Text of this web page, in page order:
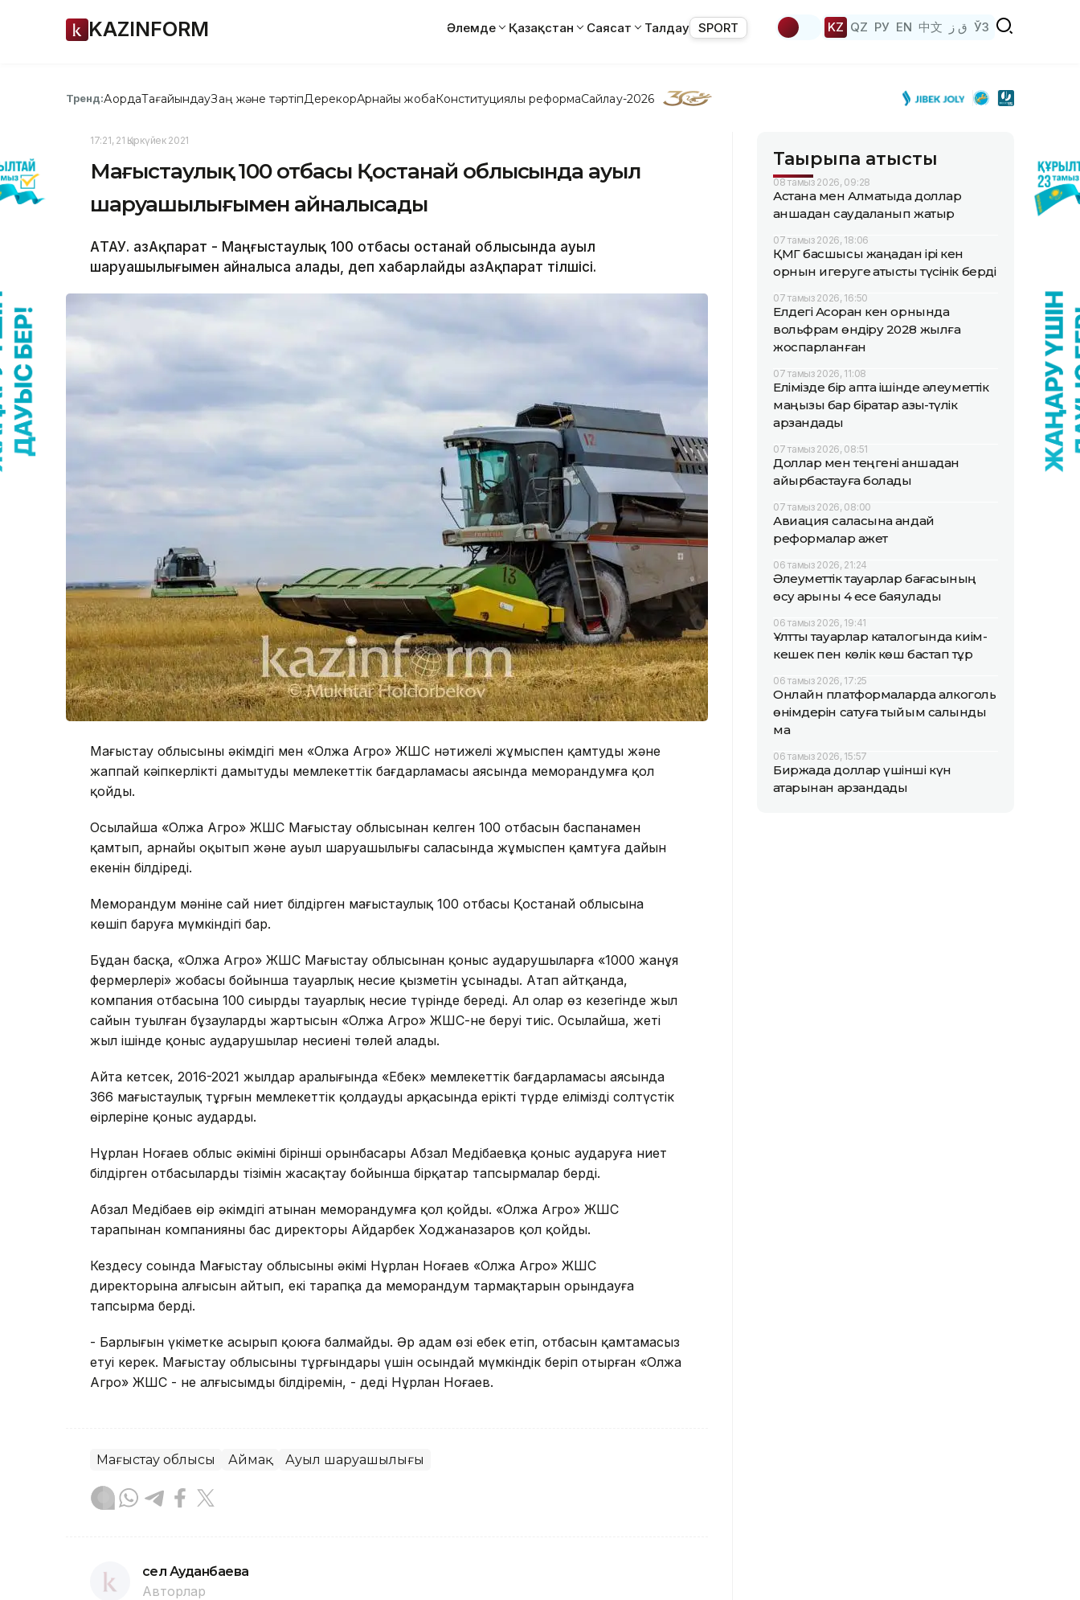
KAZINFORM Әлемде Қазақстан Саясат Талдау SPORT KZ QZ РУ EN 中文 ق ز ЎЗ
Тренд:АқордаТағайындауЗаң және тәртіпДерекқорАрнайы жобаКонституциялық реформаСайлау-2026
17:21, 21 Қыркүйек 2021
Маңғыстаулық 100 отбасы Қостанай облысында ауыл
шаруашылығымен айналысады
АҚТАУ. ҚазАқпарат - Маңғыстаулық 100 отбасы Қостанай облысында ауыл
шаруашылығымен айналыса алады, деп хабарлайды ҚазАқпарат тілшісі.
Маңғыстау облысының әкімдігі мен «Олжа Агро» ЖШС нәтижелі жұмыспен қамтуды және
жаппай кәіпкерлікті дамытудың мемлекеттік бағдарламасы аясында меморандумға қол
қойды.
Осылайша «Олжа Агро» ЖШС Маңғыстау облысынан келген 100 отбасын баспанамен
қамтып, арнайы оқытып және ауыл шаруашылығы саласында жұмыспен қамтуға дайын
екенін білдіреді.
Меморандум мәніне сай ниет білдірген маңғыстаулық 100 отбасы Қостанай облысына
көшіп баруға мүмкіндігі бар.
Бұдан басқа, «Олжа Агро» ЖШС Маңғыстау облысынан қоныс аударушыларға «1000 жанұя
фермерлері» жобасы бойынша тауарлық несие қызметін ұсынады. Атап айтқанда,
компания отбасына 100 сиырды тауарлық несие түрінде береді. Ал олар өз кезегінде жыл
сайын туылған бұзаулардың жартысын «Олжа Агро» ЖШС-не беруі тиіс. Осылайша, жеті
жыл ішінде қоныс аударушылар несиені төлей алады.
Айта кетсек, 2016-2021 жылдар аралығында «Еңбек» мемлекеттік бағдарламасы аясында
366 маңғыстаулық тұрғын мемлекеттік қолдаудың арқасында ерікті түрде еліміздің солтүстік
өңірлеріне қоныс аударды.
Нұрлан Ноғаев облыс әкімінің бірінші орынбасары Абзал Меңдібаевқа қоныс аударуға ниет
білдірген отбасылардың тізімін жасақтау бойынша бірқатар тапсырмалар берді.
Абзал Меңдібаев өңір әкімдігі атынан меморандумға қол қойды. «Олжа Агро» ЖШС
тарапынан компанияның бас директоры Айдарбек Ходжаназаров қол қойды.
Кездесу соңында Маңғыстау облысының әкімі Нұрлан Ноғаев «Олжа Агро» ЖШС
директорына алғысын айтып, екі тарапқа да меморандум тармақтарын орындауға
тапсырма берді.
- Барлығын үкіметке асырып қоюға балмайды. Әр адам өзі еңбек етіп, отбасын қамтамасыз
етуі керек. Маңғыстау облысының тұрғындары үшін осындай мүмкіндік беріп отырған «Олжа
Агро» ЖШС - не алғысымды білдіремін, - деді Нұрлан Ноғаев.
Маңғыстау облысы Аймақ Ауыл шаруашылығы
Әсел Ауданбаева
Авторлар
Тақырыпқа қатысты
08 тамыз 2026, 09:28
Астана мен Алматыда доллар
қаншадан саудаланып жатыр
07 тамыз 2026, 18:06
ҚМГ басшысы жаңадан ірі кен
орнын игеруге қатысты түсінік берді
07 тамыз 2026, 16:50
Елдегі Ақсоран кен орнында
вольфрам өндіру 2028 жылға
жоспарланған
07 тамыз 2026, 11:08
Елімізде бір апта ішінде әлеуметтік
маңызы бар бірқатар азық-түлік
арзандады
07 тамыз 2026, 08:51
Доллар мен теңгені қаншадан
айырбастауға болады
07 тамыз 2026, 08:00
Авиация саласына қандай
реформалар қажет
06 тамыз 2026, 21:24
Әлеуметтік тауарлар бағасының
өсу қарқыны 4 есе баяулады
06 тамыз 2026, 19:41
Ұлттық тауарлар каталогында киім-
кешек пен көлік көш бастап тұр
06 тамыз 2026, 17:25
Онлайн платформаларда алкоголь
өнімдерін сатуға тыйым салынды
ма
06 тамыз 2026, 15:57
Биржада доллар үшінші күн
қатарынан арзандады